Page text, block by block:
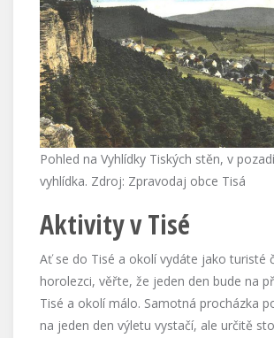
Pohled na Vyhlídky Tiských stěn, v
vyhlídka. Zdroj: Zpravodaj obce Tisá
Aktivity v Tisé
Ať se do Tisé a okolí vydáte jako turisté
horolezci, věřte, že jeden den bude na
Tisé a okolí málo. Samotná procházka
na jeden den výletu vystačí, ale určitě